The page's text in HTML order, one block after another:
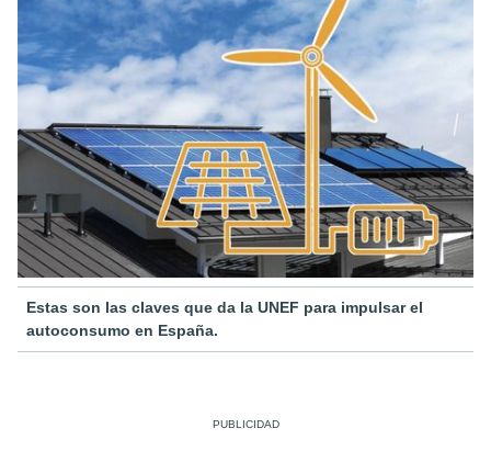
Estas son las claves que da la UNEF para impulsar el
autoconsumo en España.